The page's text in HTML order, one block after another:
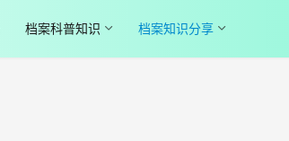
档案科普知识 档案知识分享